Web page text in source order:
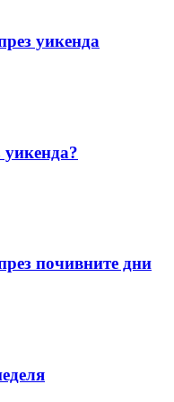
уикенда
почивните дни